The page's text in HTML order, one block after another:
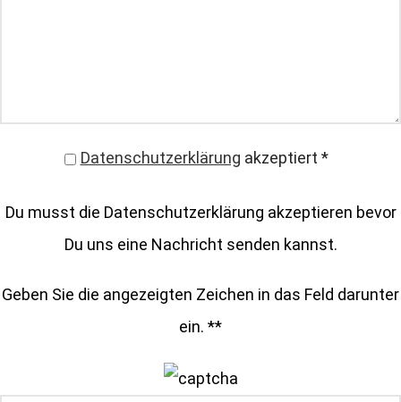
Datenschutzerklärung akzeptiert *
Du musst die Datenschutzerklärung akzeptieren bevor
Du uns eine Nachricht senden kannst.
Geben Sie die angezeigten Zeichen in das Feld darunter
ein. **